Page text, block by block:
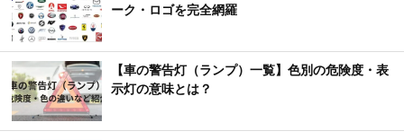
ーク・ロゴを完全網羅
【車の警告灯（ランプ）一覧】色別の危険度・表
示灯の意味とは？